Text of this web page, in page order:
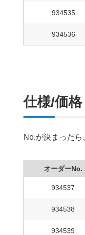
934535
934536
仕様/価格
No.が決まった
オーダーNo.
934537
934538
934539